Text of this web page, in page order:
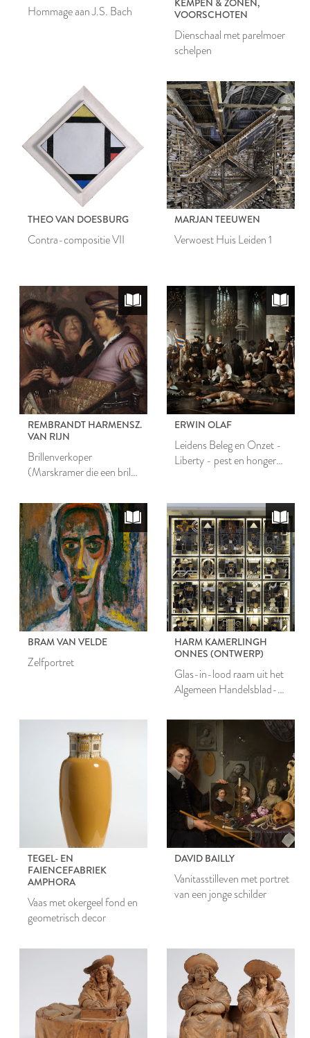
Hommage aan J.S. Bach
VOORSCHOTEN
Dienschaal met parelmoer
schelpen
THEO VAN DOESBURG
Contra-compositie VII
MARJAN TEEUWEN
Verwoest Huis Leiden 1
REMBRANDT HARMENSZ.
VAN RIJN
Brillenverkoper
(Marskramer die een bril
ERWIN OLAF
Leidens Beleg en Onzet -
Liberty - pest en honger
BRAM VAN VELDE
Zelfportret
HARM KAMERLINGH
ONNES (ONTWERP)
Glas-in-lood raam uit het
Algemeen Handelsblad-
TEGEL- EN
FAIENCEFABRIEK
AMPHORA
Vaas met okergeel fond en
geometrisch decor
DAVID BAILLY
Vanitasstilleven met portret
van een jonge schilder